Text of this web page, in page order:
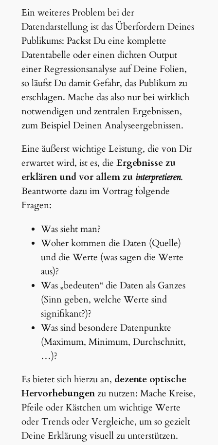
Ein weiteres Problem bei der
Datendarstellung ist das Überfordern Deines
Publikums: Packst Du eine komplette
Datentabelle oder einen dichten Output
einer Regressionsanalyse auf Deine Folien,
so läufst Du damit Gefahr, das Publikum zu
erschlagen. Mache das also nur bei wirklich
notwendigen und zentralen Ergebnissen,
zum Beispiel Deinen Analyseergebnissen.
Eine äußerst wichtige Leistung, die von Dir
erwartet wird, ist es, die Ergebnisse zu
erklären und vor allem zu interpretieren.
Beantworte dazu im Vortrag folgende
Fragen:
Was sieht man?
Woher kommen die Daten (Quelle)
und die Werte (was sagen die Werte
aus)?
Was „bedeuten“ die Daten als Ganzes
(Sinn geben, welche Werte sind
signifikant?)?
Was sind besondere Datenpunkte
(Maximum, Minimum, Durchschnitt,
…)?
Es bietet sich hierzu an, dezente optische
Hervorhebungenzu nutzen: Mache Kreise,
Pfeile oder Kästchen um wichtige Werte
oder Trends oder Vergleiche, um so gezielt
Deine Erklärung visuell zu unterstützen.